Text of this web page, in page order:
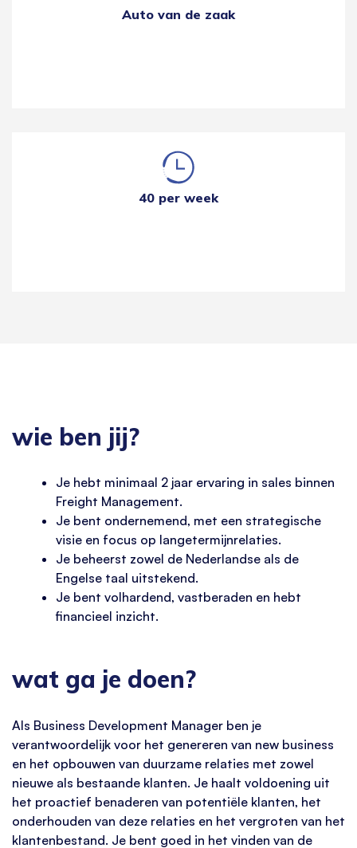
Auto van de zaak
40 per week
wie ben jij?
Je hebt minimaal 2 jaar ervaring in sales binnen
Freight Management.
Je bent ondernemend, met een strategische
visie en focus op langetermijnrelaties.
Je beheerst zowel de Nederlandse als de
Engelse taal uitstekend.
Je bent volhardend, vastberaden en hebt
financieel inzicht.
wat ga je doen?
Als Business Development Manager ben je
verantwoordelijk voor het genereren van new business
en het opbouwen van duurzame relaties met zowel
nieuwe als bestaande klanten. Je haalt voldoening uit
het proactief benaderen van potentiële klanten, het
onderhouden van deze relaties en het vergroten van het
klantenbestand. Je bent goed in het vinden van de